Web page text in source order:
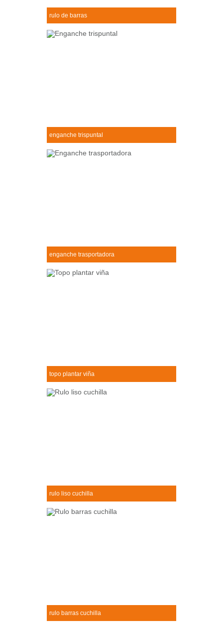
Rulo de barras
+
rulo de barras
Enganche trispuntal
+
enganche trispuntal
Enganche trasportadora
+
enganche trasportadora
Topo plantar viña
+
topo plantar viña
Rulo liso cuchilla
+
rulo liso cuchilla
Rulo barras cuchilla
rulo barras cuchilla